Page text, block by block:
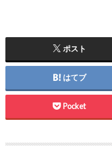
ポスト
はてブ
Pocket